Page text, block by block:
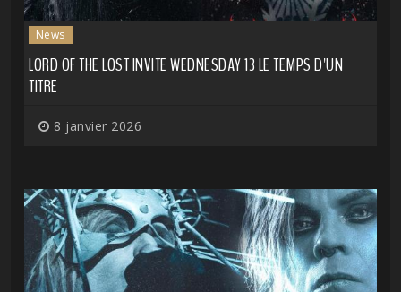
News
LORD OF THE LOST INVITE WEDNESDAY 13 LE TEMPS D'UN
TITRE
8 janvier 2026